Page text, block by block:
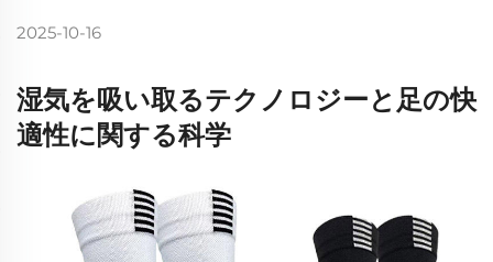
2025-10-16
湿気を吸い取るテクノロジーと足の快
適性に関する科学